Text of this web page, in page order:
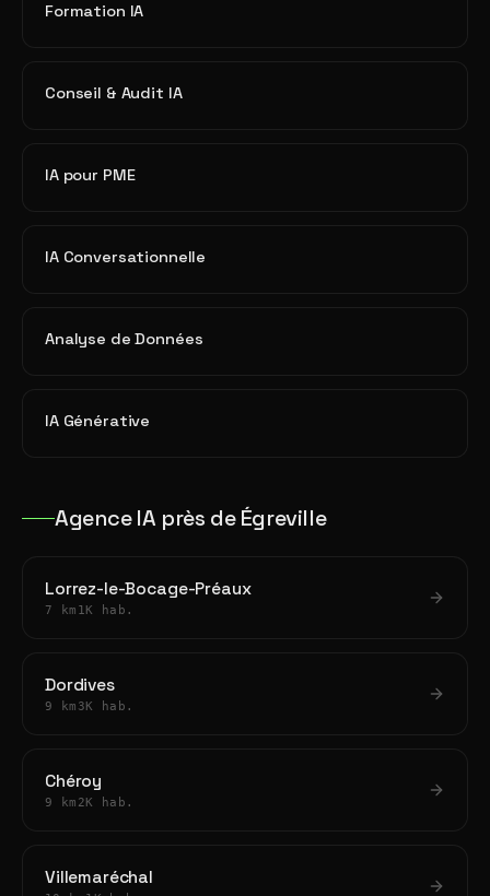
Formation IA
Conseil & Audit IA
IA pour PME
IA Conversationnelle
Analyse de Données
IA Générative
Agence IA près de Égreville
Lorrez-le-Bocage-Préaux
7 km 1K hab.
Dordives
9 km 3K hab.
Chéroy
9 km 2K hab.
Villemaréchal